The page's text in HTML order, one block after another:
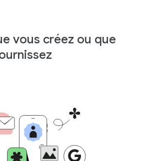
vous créez ou que